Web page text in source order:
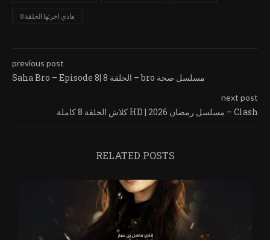
هاذي اخرتها الحلقة 8
previous post
Saha Bro – Episode 8| الحلقة 8 – bro مسلسل صحة
next post
كلاش الحلقة 8 كاملة HD | مسلسل رمضان 2026 – Clash
RELATED POSTS